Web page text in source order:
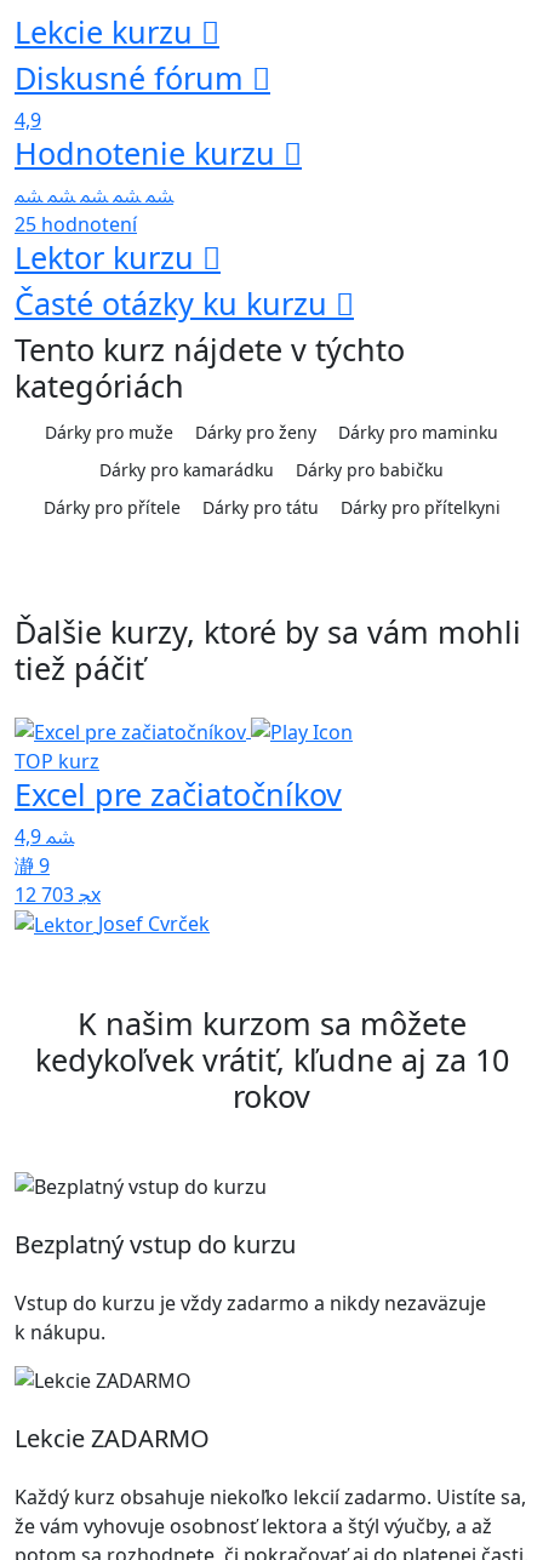
Lekcie kurzu
Diskusné fórum
4,9
Hodnotenie kurzu
25 hodnotení
Lektor kurzu
Časté otázky ku kurzu
Tento kurz nájdete v týchto
kategóriách
Dárky pro muže Dárky pro ženy
Dárky pro maminku
Dárky pro kamarádku
Dárky pro babičku
Dárky pro přítele
Dárky pro tátu Dárky pro přítelkyni
Ďalšie kurzy, ktoré by sa vám mohli
tiež páčiť
TOP kurz
Excel pre začiatočníkov
4,9
9
12 703x
Josef Cvrček
K našim kurzom sa môžete
kedykoľvek vrátiť, kľudne aj za 10
rokov
Bezplatný vstup do kurzu
Vstup do kurzu je vždy zadarmo a nikdy nezaväzuje
k nákupu.
Lekcie ZADARMO
Každý kurz obsahuje niekoľko lekcií zadarmo. Uistíte sa,
že vám vyhovuje osobnosť lektora a štýl výučby, a až